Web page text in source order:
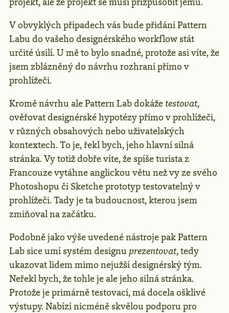
V obvyklých případech vás bude přidání Pattern
Labu do vašeho designérského workflow stát
určité úsilí. U mě to bylo snadné, protože asi víte, že
jsem zblázněný do návrhu rozhraní přímo v
prohlížeči.
Kromě návrhu ale Pattern Lab dokáže testovat,
ověřovat designérské hypotézy přímo v prohlížeči,
v různých obsahových nebo uživatelských
kontextech. To je, řekl bych, jeho hlavní silná
stránka. Vy totiž dobře víte, že spíše turista z
Francouze vytáhne anglickou větu než vy ze svého
Photoshopu či Sketche prototyp testovatelný v
prohlížeči. Tady je ta budoucnost, kterou jsem
zmiňoval na začátku.
Podobně jako výše uvedené nástroje pak Pattern
Lab sice umí systém designu prezentovat, tedy
ukazovat lidem mimo nejužší designérský tým.
Neřekl bych, že tohle je ale jeho silná stránka.
Protože je primárně testovací, má docela ošklivé
výstupy. Nabízí nicméně skvělou podporu pro